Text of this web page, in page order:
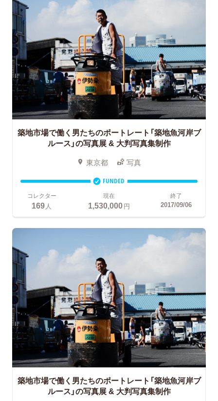
築地市場で働く男たちのポートレート「築地魚河岸ブ
ルース」の写真展 & 大判写真集制作
東京都 写真
FUNDED
コレクター
169 人
現在
1,530,000円
終了
2017/09/06
築地市場で働く男たちのポートレート「築地魚河岸ブ
ルース」の写真展 & 大判写真集制作